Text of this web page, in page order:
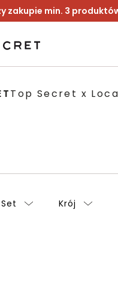
zakupie min. 3
Top Secret x
Set Krój